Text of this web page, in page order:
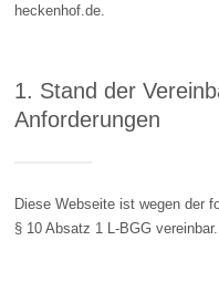
heckenhof.de.
1. Stand der
Anforderungen
Diese Webseite ist wegen der
§ 10 Absatz 1 L-BGG vereinbar.